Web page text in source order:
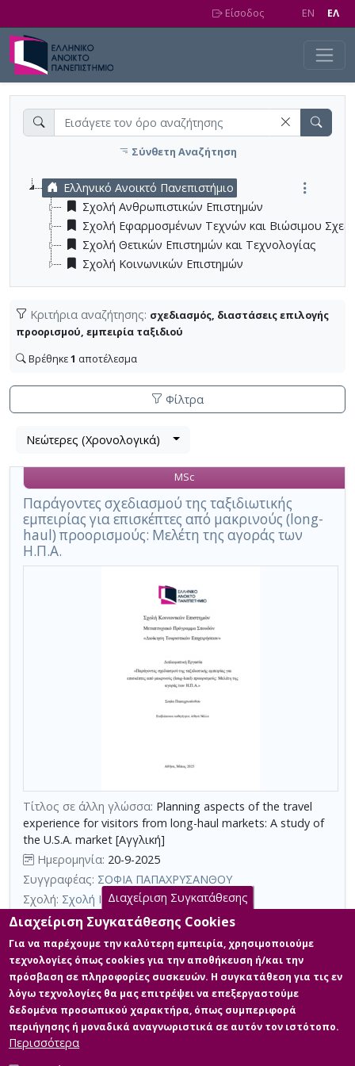
Είσοδος EN EΛ
Σύνθετη Αναζήτηση
Ελληνικό Ανοικτό Πανεπιστήμιο
Σχολή Ανθρωπιστικών Επιστημών
Σχολή Εφαρμοσμένων Τεχνών και Βιώσιμου
Σχολή Θετικών Επιστημών και Τεχνολογίας
Σχολή Κοινωνικών Επιστημών
Κριτήρια αναζήτησης: σχεδιασμός, διαστάσεις επιλογής
προορισμού, εμπειρία ταξιδιού
Βρέθηκε1 αποτέλεσμα
Φίλτρα
Βρέθηκε
αποτέλεσμα
,
σύνολο
σελίδων
1.
τη
χρήση
επιπλέον
κριτηρίων
αναζήτησης
Λίστα
τα
αποτελέσματα
αναζήτησης:
Νεώτερες (Χρονολογικά)
Παράγοντες σχεδιασμού της ταξιδιωτικής
εμπειρίας για επισκέπτες από μακρινούς (long-
haul) προορισμούς: Μελέτη της αγοράς των
Η.Π.Α.
MSc
Τίτλος σε άλλη γλώσσα: Planning aspects of the travel
experience for visitors from long-haul markets: A study of
the U.S.A. market [Αγγλική]
Ημερομηνία: 20-9-2025
Συγγραφέας: ΣΟΦΙΑ ΠΑΠΑΧΡΥΣΑΝΘΟΥ
Σχολή: Σχολή Κοινωνικών Επιστημών
Τμήμα: Διοίκηση Τουριστικών Επιχειρήσεων (ΔΤΕ)
Περίληψη (Abstract):
Η παρούσα μελέτη εστιάζει στους
παράγοντες που διαμορφώνουν την ταξιδιωτική εμπειρία των
επισκεπτών από μακρινούς προορισμούς, με έμφαση στην
αγορά των Ηνωμένων Πολιτειών Αμερικής. Ακολουθώντας
ποιοτική προσέγγιση, η εργασία εξετάζει την κινητροποίηση
μέσα από αντιλήψεις και προσδοκίες πριν το ταξίδι, κατά τον
σχεδιασμό και την διαδικασία λήψης αποφάσεων για τους
προορισμούς, την εμπειρία και τη σ...
Διαχείριση Συγκατάθεσης
Διαχείριση Συγκατάθεσης Cookies
Για να παρέχουμε την καλύτερη εμπειρία, χρησιμοποιούμε
τεχνολογίες όπως cookies για την αποθήκευση ή/και την
πρόσβαση σε πληροφορίες συσκευών. Η συγκατάθεση για τις εν
λόγω τεχνολογίες θα μας επιτρέψει να επεξεργαστούμε
δεδομένα προσωπικού χαρακτήρα, όπως συμπεριφορά
περιήγησης ή μοναδικά αναγνωριστικά σε αυτόν τον ιστότοπο.
Περισσότερα